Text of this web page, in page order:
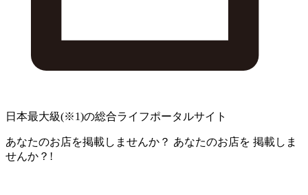
日本最大級(※1)の総合ライフポータルサイト
あなたのお店を掲載しませんか？ あなたのお店を 掲載しま
せんか？!